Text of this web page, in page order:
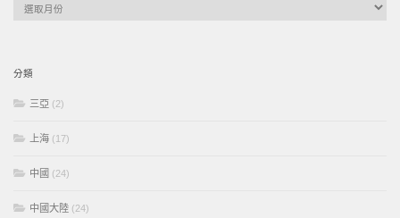
分類
三亞 (2)
上海 (17)
中國 (24)
中國大陸 (24)